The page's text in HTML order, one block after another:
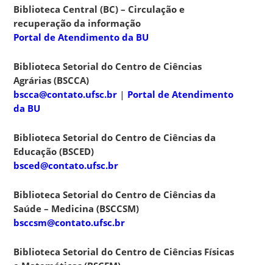
Biblioteca Central (BC) – Circulação e
recuperação da informação
Portal de Atendimento da BU
Biblioteca Setorial do Centro de Ciências
Agrárias (BSCCA)
bscca@contato.ufsc.br | Portal de Atendimento
da BU
Biblioteca Setorial do Centro de Ciências da
Educação (BSCED)
bsced@contato.ufsc.br
Biblioteca Setorial do Centro de Ciências da
Saúde – Medicina (BSCCSM)
bsccsm@contato.ufsc.br
Biblioteca Setorial do Centro de Ciências Físicas